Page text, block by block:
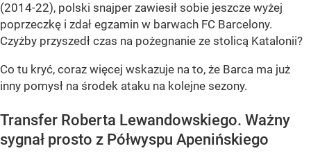
(2014-22), polski snajper zawiesił sobie jeszcze wyżej
poprzeczkę i zdał egzamin w barwach FC Barcelony.
Czyżby przyszedł czas na pożegnanie ze stolicą Katalonii?
Co tu kryć, coraz więcej wskazuje na to, że Barca ma już
inny pomysł na środek ataku na kolejne sezony.
Transfer Roberta Lewandowskiego. Ważny
sygnał prosto z Półwyspu Apenińskiego